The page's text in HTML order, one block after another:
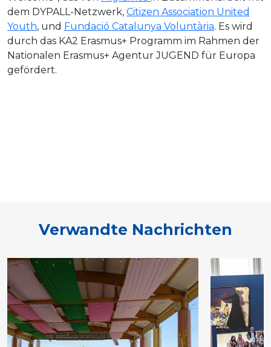
dem DYPALL-Netzwerk, Citizen Association United
Youth, und Fundació Catalunya Voluntària. Es wird
durch das KA2 Erasmus+ Programm im Rahmen der
Nationalen Erasmus+ Agentur JUGEND für Europa
gefördert.
Verwandte Nachrichten